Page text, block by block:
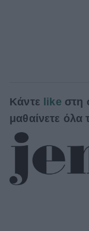
Κάντε like στη
μαθαίνετε όλα